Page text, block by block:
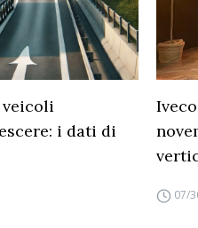
i dati di
07/